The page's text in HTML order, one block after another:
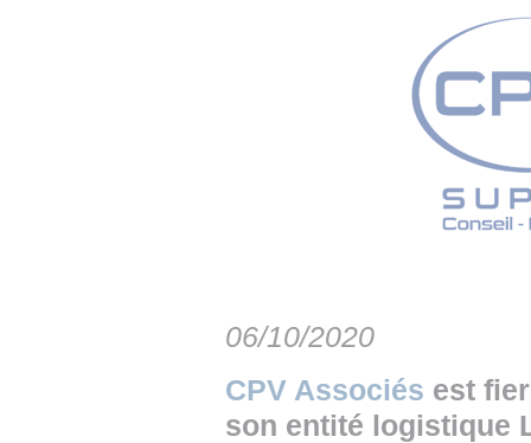
👉 PRENDRE LA PAROLE
👉 PLANNING EDITORIAL•
👉
06/10/2020
CPV Associés est
son entité logistique